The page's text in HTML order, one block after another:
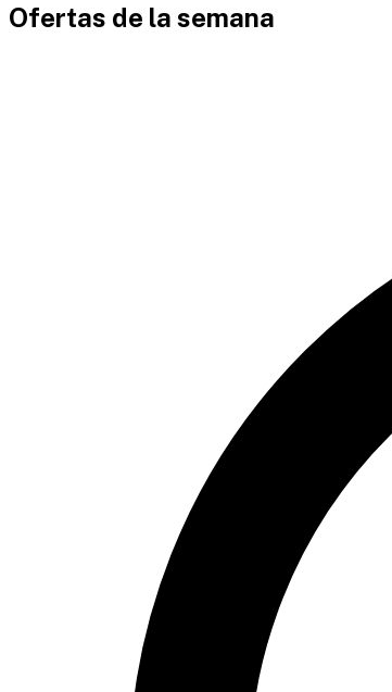
Ofertas de la semana